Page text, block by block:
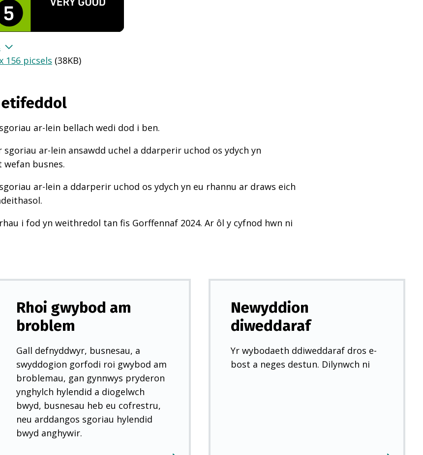
156 picsels (38KB)
etifeddol
ar-lein bellach wedi dod i ben.
sgoriau ar-lein ansawdd uchel a ddarperir uchod os ydych yn
wefan busnes.
ar-lein a ddarperir uchod os ydych yn eu rhannu ar draws eich
i fod yn weithredol tan fis Gorffennaf 2024. Ar ôl y cyfnod hwn ni
Rhoi gwybod am
broblem
Gall defnyddwyr, busnesau, a
swyddogion gorfodi roi gwybod am
broblemau, gan gynnwys pryderon
ynghylch hylendid a diogelwch
bwyd, busnesau heb eu cofrestru,
neu arddangos sgoriau hylendid
bwyd anghywir.
Newyddion
diweddaraf
Yr wybodaeth ddiweddaraf dros e-
bost a neges destun. Dilynwch ni